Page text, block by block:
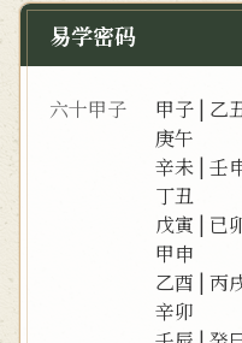
易学密码
六十甲子 甲子 | 乙
庚午
辛未 |壬
丁丑
戊寅 | 已
甲申
乙酉 |丙
辛卯